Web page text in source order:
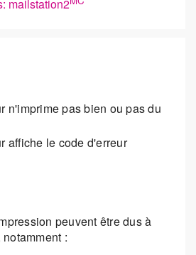
mailstation2
n'imprime pas bien ou pas du
affiche le code d'erreur
peuvent être dus à
: